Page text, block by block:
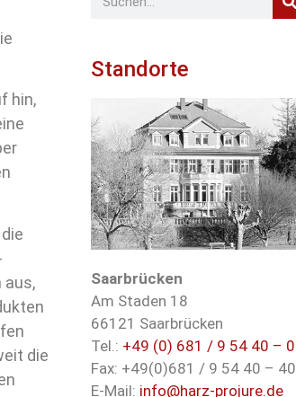
hin,
aus,
die
Standorte
Saarbrücken
Am Staden 18
66121 Saarbrücken
Tel.: +49 (0) 681 / 9 54 40 – 0
Fax: +49(0)681 / 9 54 40 – 40
E-Mail: info@harz-projure.de